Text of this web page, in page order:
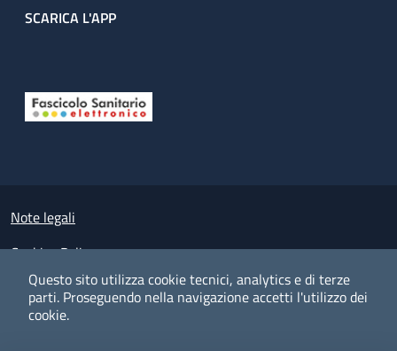
Questo sito utilizza cookie tecnici, analytics e di terze
parti. Proseguendo nella navigazione accetti l'utilizzo dei
cookie.
SCARICA L'APP
Small prints
Note legali
Cookies Policy
Policy privacy e protezione del dato personale
Albo pretorio on-line